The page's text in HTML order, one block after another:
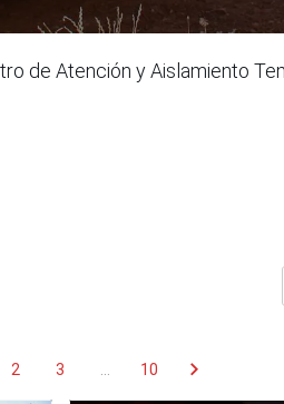
de Atención y Aislamiento
2 3 10 chevron_right